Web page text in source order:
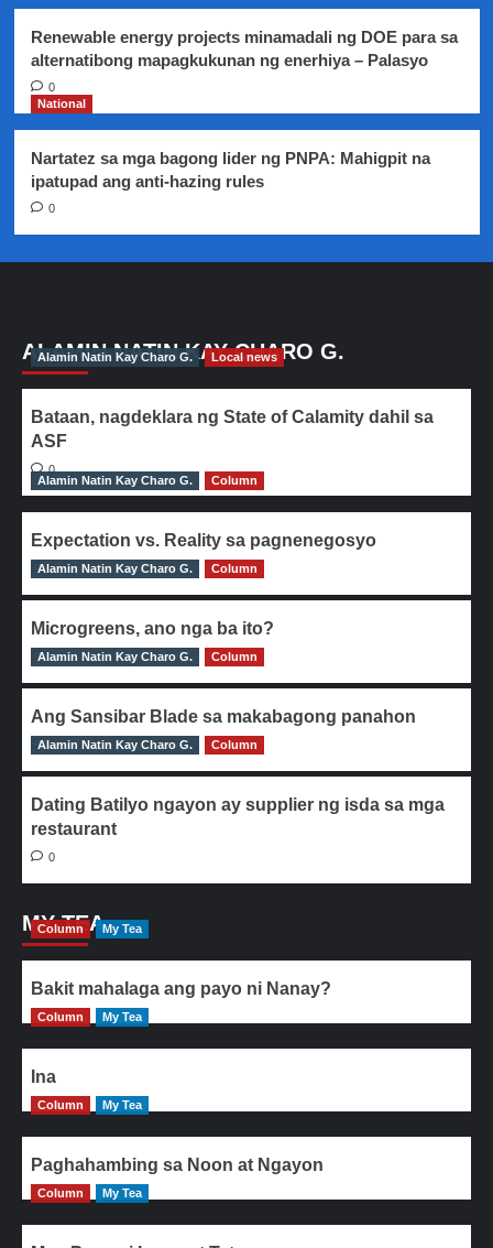
Renewable energy projects minamadali ng DOE para sa
alternatibong mapagkukunan ng enerhiya – Palasyo
0
National
Nartatez sa mga bagong lider ng PNPA: Mahigpit na
ipatupad ang anti-hazing rules
0
ALAMIN NATIN KAY CHARO G.
Alamin Natin Kay Charo G. Local news
Bataan, nagdeklara ng State of Calamity dahil sa
ASF
0
Alamin Natin Kay Charo G.
Column
Expectation vs. Reality sa pagnenegosyo
0
Alamin Natin Kay Charo G. Column
Microgreens, ano nga ba ito?
0
Alamin Natin Kay Charo G. Column
Ang Sansibar Blade sa makabagong panahon
0
Alamin Natin Kay Charo G. Column
Dating Batilyo ngayon ay supplier ng isda sa mga
restaurant
0
MY TEA
Column My Tea
Bakit mahalaga ang payo ni Nanay?
Column My Tea
Ina
Column My Tea
Paghahambing sa Noon at Ngayon
Column My Tea